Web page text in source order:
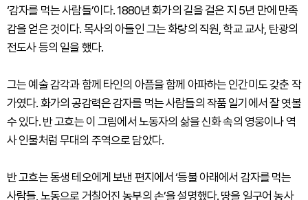
‘감자를 먹는 사람들’이다. 1880년 화가의 길을 걸은 지 5년 만에 만족
감을 얻은 것이다. 목사의 아들인 그는 화랑의 직원, 학교 교사, 탄광의
전도사 등의 일을 했다.
그는 예술 감각과 함께 타인의 아픔을 함께 아파하는 인간미도 갖춘 작
가였다. 화가의 공감력은 감자를 먹는 사람들의 작품 일기에서 잘 엿볼
수 있다. 반 고흐는 이 그림에서 노동자의 삶을 신화 속의 영웅이나 역
사 인물처럼 무대의 주역으로 담았다.
반 고흐는 동생 테오에게 보낸 편지에서 ‘등불 아래에서 감자를 먹는
사람들, 노동으로 거칠어진 농부의 손’을 설명했다. 땅을 일구어 농사